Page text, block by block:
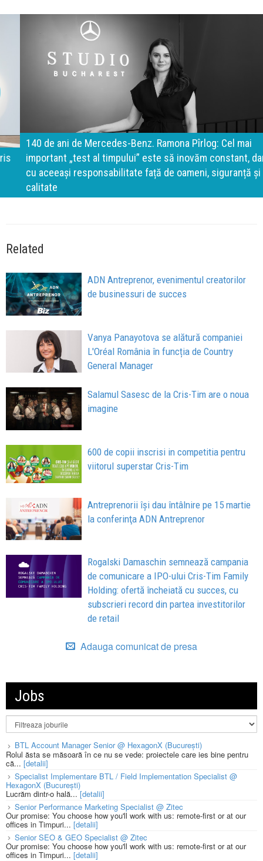
140 de ani de Mercedes-Benz. Ramona Pîrlog: Cel mai
important „test al timpului” este să inovăm constant, dar
cu aceeași responsabilitate față de oameni, siguranță și
calitate
Related
ADN Antreprenor, evenimentul creatorilor
de businessuri de succes
Vanya Panayotova se alătură companiei
L'Oréal România în funcția de Country
General Manager
Salamul Sasesc de la Cris-Tim are o noua
imagine
600 de copii inscrisi in competitia pentru
viitorul superstar Cris-Tim
Antreprenorii îşi dau întâlnire pe 15 martie
la conferinţa ADN Antreprenor
Rogalski Damaschin semnează campania
de comunicare a IPO-ului Cris-Tim Family
Holding: ofertă încheiată cu succes, cu
subscrieri record din partea investitorilor
de retail
Adauga comunicat de presa
Jobs
BTL Account Manager Senior @ HexagonX (București)
Rolul ăsta se măsoară în ce nu se vede: proiectele care ies bine pentru
că... [detalii]
Specialist Implementare BTL / Field Implementation Specialist @
HexagonX (București)
Lucrăm dintr-o hală...[detalii]
Senior Performance Marketing Specialist @ Zitec
Our promise: You choose how you'll work with us: remote-first or at our
offices in Timpuri... [detalii]
Senior SEO & GEO Specialist @ Zitec
Our promise: You choose how you'll work with us: remote-first or at our
offices in Timpuri... [detalii]